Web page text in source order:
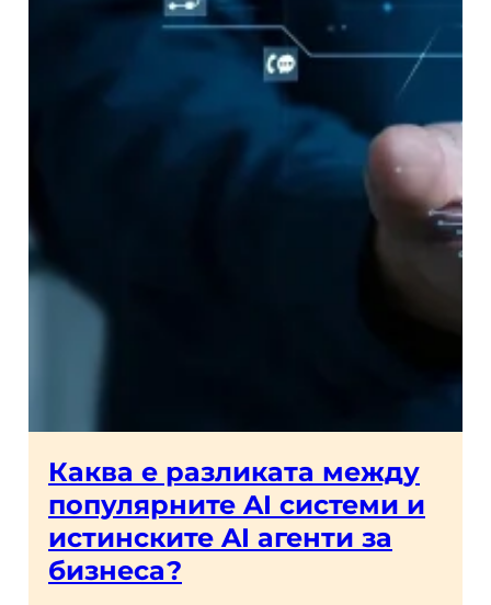
Каква е разликата между
популярните AI системи и
истинските AI агенти за
бизнеса?